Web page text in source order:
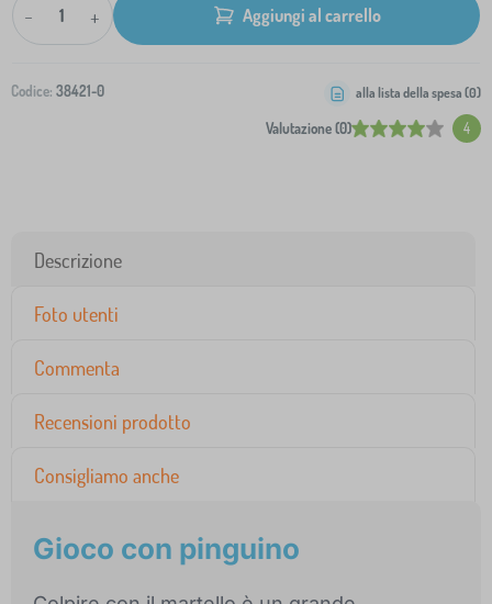
- + Aggiungi al carrello
Codice: 38421-0
Valutazione (0) 4
alla lista della spesa (0)
Descrizione
Foto utenti
Commenta
Recensioni prodotto
Consigliamo anche
Gioco con pinguino